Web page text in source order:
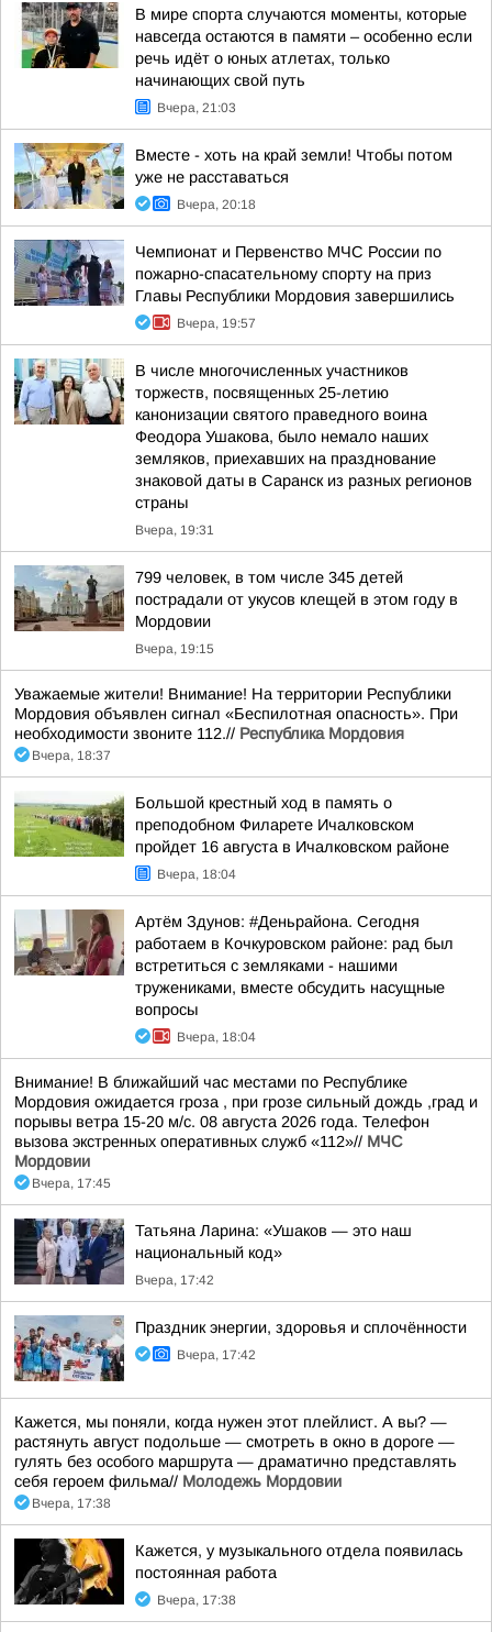
В мире спорта случаются моменты, которые
навсегда остаются в памяти – особенно если
речь идёт о юных атлетах, только
начинающих свой путь
Вчера, 21:03
Вместе - хоть на край земли! Чтобы потом
уже не расставаться
Вчера, 20:18
Чемпионат и Первенство МЧС России по
пожарно-спасательному спорту на приз
Главы Республики Мордовия завершились
Вчера, 19:57
В числе многочисленных участников
торжеств, посвященных 25-летию
канонизации святого праведного воина
Феодора Ушакова, было немало наших
земляков, приехавших на празднование
знаковой даты в Саранск из разных регионов
страны
Вчера, 19:31
799 человек, в том числе 345 детей
пострадали от укусов клещей в этом году в
Мордовии
Вчера, 19:15
Уважаемые жители! Внимание! На территории Республики
Мордовия объявлен сигнал «Беспилотная опасность». При
необходимости звоните 112.// Республика Мордовия
Вчера, 18:37
Большой крестный ход в память о
преподобном Филарете Ичалковском
пройдет 16 августа в Ичалковском районе
Вчера, 18:04
Артём Здунов: #Деньрайона. Сегодня
работаем в Кочкуровском районе: рад был
встретиться с земляками - нашими
тружениками, вместе обсудить насущные
вопросы
Вчера, 18:04
Внимание! В ближайший час местами по Республике
Мордовия ожидается гроза , при грозе сильный дождь ,град и
порывы ветра 15-20 м/с. 08 августа 2026 года. Телефон
вызова экстренных оперативных служб «112»// МЧС
Мордовии
Вчера, 17:45
Татьяна Ларина: «Ушаков — это наш
национальный код»
Вчера, 17:42
Праздник энергии, здоровья и сплочённости
Вчера, 17:42
Кажется, мы поняли, когда нужен этот плейлист. А вы? —
растянуть август подольше — смотреть в окно в дороге —
гулять без особого маршрута — драматично представлять
себя героем фильма// Молодежь Мордовии
Вчера, 17:38
Кажется, у музыкального отдела появилась
постоянная работа
Вчера, 17:38